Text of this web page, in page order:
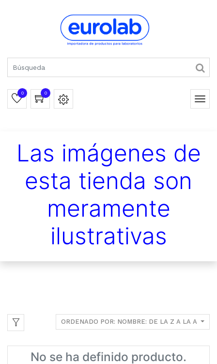
0 0
Las imágenes de
esta tienda son
meramente
ilustrativas
ORDENADO POR: NOMBRE: DE LA Z A LA A
No se ha definido producto.